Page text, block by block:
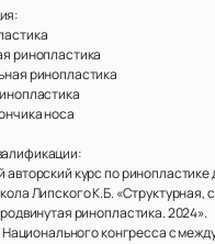
ринопластика
ринопластика
носа
авторский курс по
Липского К.Б.
ринопластика. 2024».
Национального конгресса с